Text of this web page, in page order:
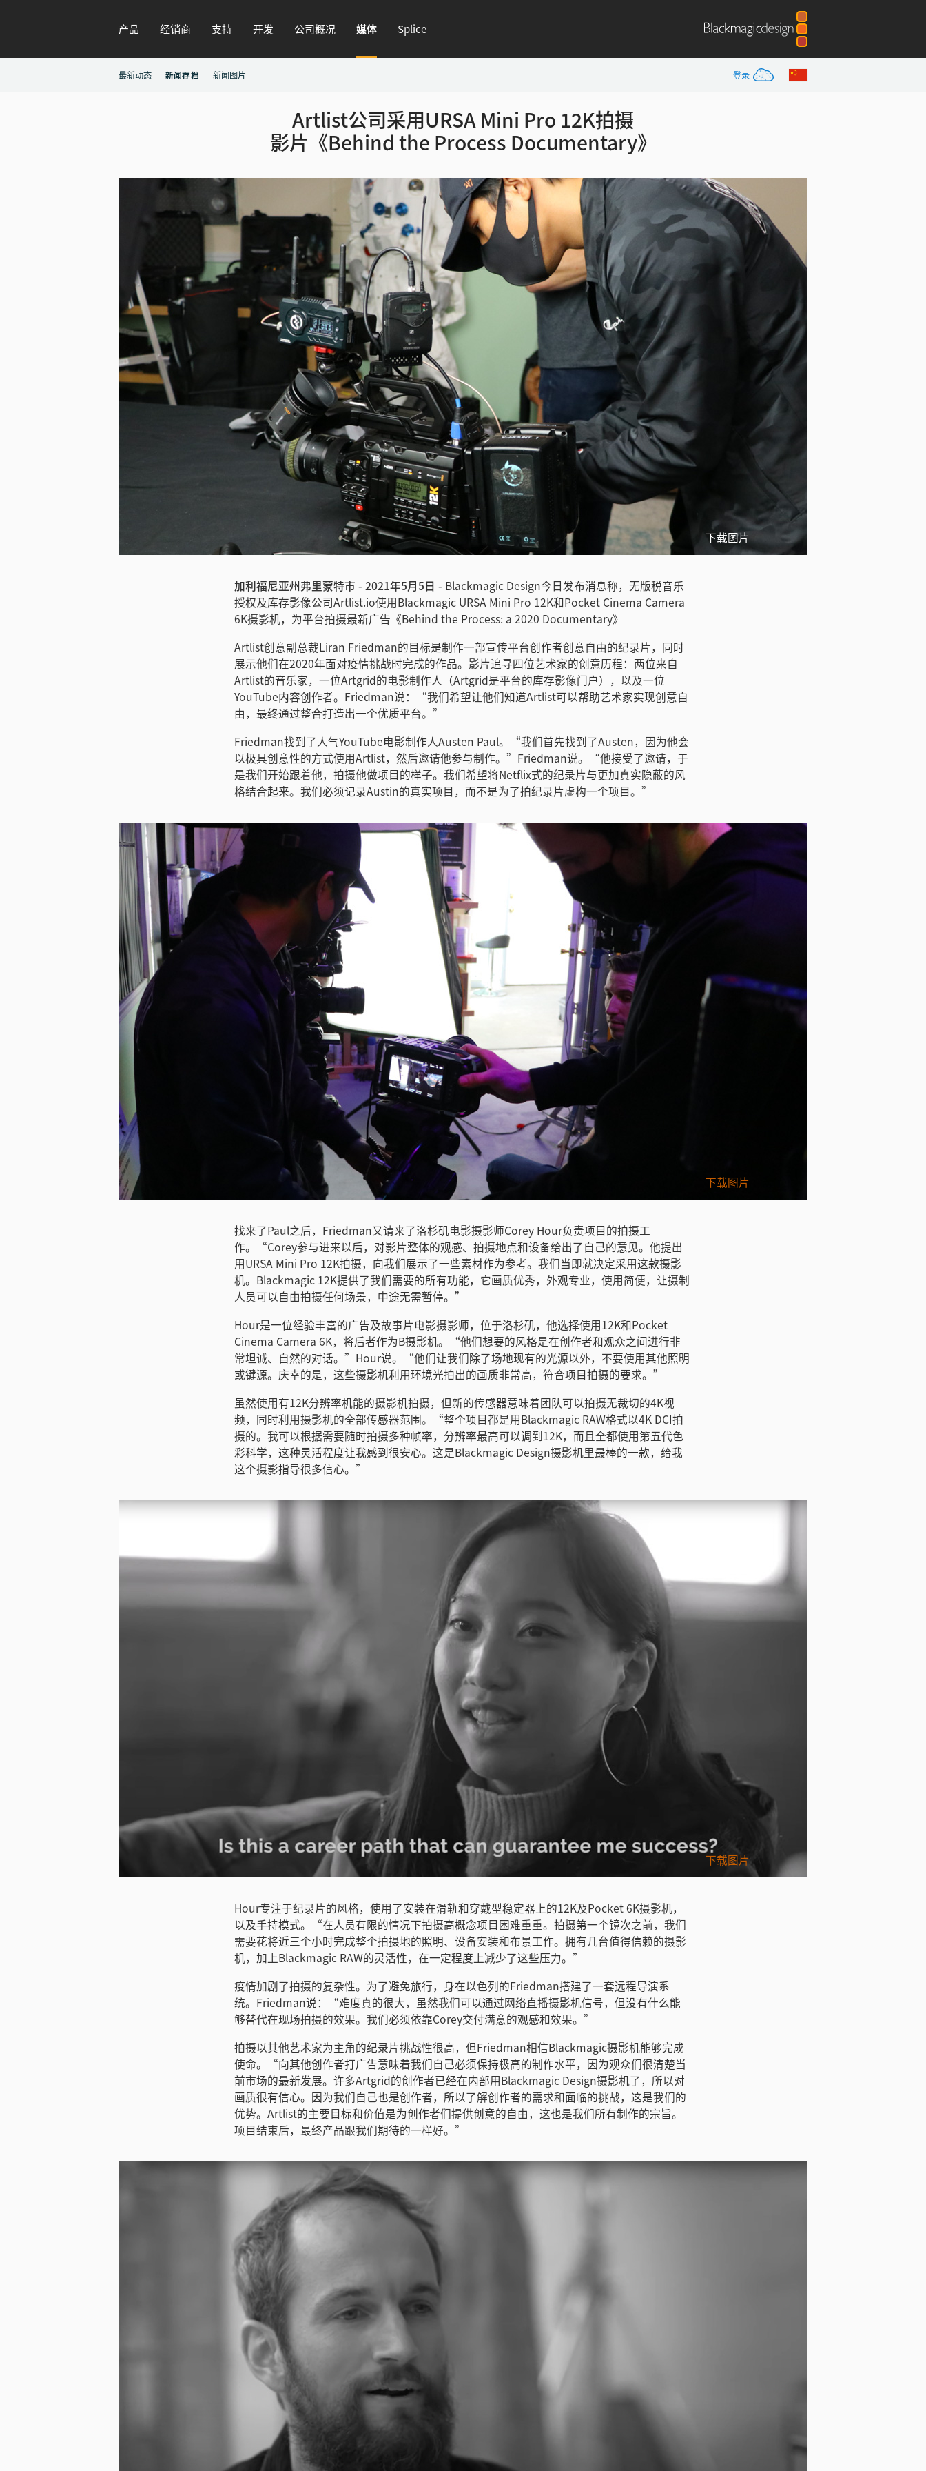
产品 经销商 支持 开发 公司概况 媒体 Splice
登录
最新动态 新闻存档 新闻图片
Artlist公司采用URSA Mini Pro 12K拍摄
影片《Behind the Process Documentary》
下载图片
加利福尼亚州弗里蒙特市 - 2021年5月5日 - Blackmagic Design今日发布消息称，无版税音乐
授权及库存影像公司Artlist.io使用Blackmagic URSA Mini Pro 12K和Pocket Cinema Camera
6K摄影机，为平台拍摄最新广告《Behind the Process: a 2020 Documentary》
Artlist创意副总裁Liran Friedman的目标是制作一部宣传平台创作者创意自由的纪录片，同时
展示他们在2020年面对疫情挑战时完成的作品。影片追寻四位艺术家的创意历程：两位来自
Artlist的音乐家，一位Artgrid的电影制作人（Artgrid是平台的库存影像门户），以及一位
YouTube内容创作者。Friedman说：“我们希望让他们知道Artlist可以帮助艺术家实现创意自
由，最终通过整合打造出一个优质平台。”
Friedman找到了人气YouTube电影制作人Austen Paul。“我们首先找到了Austen，因为他会
以极具创意性的方式使用Artlist，然后邀请他参与制作。”Friedman说。“他接受了邀请，于
是我们开始跟着他，拍摄他做项目的样子。我们希望将Netflix式的纪录片与更加真实隐蔽的风
格结合起来。我们必须记录Austin的真实项目，而不是为了拍纪录片虚构一个项目。”
下载图片
找来了Paul之后，Friedman又请来了洛杉矶电影摄影师Corey Hour负责项目的拍摄工
作。“Corey参与进来以后，对影片整体的观感、拍摄地点和设备给出了自己的意见。他提出
用URSA Mini Pro 12K拍摄，向我们展示了一些素材作为参考。我们当即就决定采用这款摄影
机。Blackmagic 12K提供了我们需要的所有功能，它画质优秀，外观专业，使用简便，让摄制
人员可以自由拍摄任何场景，中途无需暂停。”
Hour是一位经验丰富的广告及故事片电影摄影师，位于洛杉矶，他选择使用12K和Pocket
Cinema Camera 6K，将后者作为B摄影机。“他们想要的风格是在创作者和观众之间进行非
常坦诚、自然的对话。”Hour说。“他们让我们除了场地现有的光源以外，不要使用其他照明
或键源。庆幸的是，这些摄影机利用环境光拍出的画质非常高，符合项目拍摄的要求。”
虽然使用有12K分辨率机能的摄影机拍摄，但新的传感器意味着团队可以拍摄无裁切的4K视
频，同时利用摄影机的全部传感器范围。“整个项目都是用Blackmagic RAW格式以4K DCI拍
摄的。我可以根据需要随时拍摄多种帧率，分辨率最高可以调到12K，而且全都使用第五代色
彩科学，这种灵活程度让我感到很安心。这是Blackmagic Design摄影机里最棒的一款，给我
这个摄影指导很多信心。”
下载图片
Hour专注于纪录片的风格，使用了安装在滑轨和穿戴型稳定器上的12K及Pocket 6K摄影机，
以及手持模式。“在人员有限的情况下拍摄高概念项目困难重重。拍摄第一个镜次之前，我们
需要花将近三个小时完成整个拍摄地的照明、设备安装和布景工作。拥有几台值得信赖的摄影
机，加上Blackmagic RAW的灵活性，在一定程度上减少了这些压力。”
疫情加剧了拍摄的复杂性。为了避免旅行，身在以色列的Friedman搭建了一套远程导演系
统。Friedman说：“难度真的很大，虽然我们可以通过网络直播摄影机信号，但没有什么能
够替代在现场拍摄的效果。我们必须依靠Corey交付满意的观感和效果。”
拍摄以其他艺术家为主角的纪录片挑战性很高，但Friedman相信Blackmagic摄影机能够完成
使命。“向其他创作者打广告意味着我们自己必须保持极高的制作水平，因为观众们很清楚当
前市场的最新发展。许多Artgrid的创作者已经在内部用Blackmagic Design摄影机了，所以对
画质很有信心。因为我们自己也是创作者，所以了解创作者的需求和面临的挑战，这是我们的
优势。Artlist的主要目标和价值是为创作者们提供创意的自由，这也是我们所有制作的宗旨。
项目结束后，最终产品跟我们期待的一样好。”